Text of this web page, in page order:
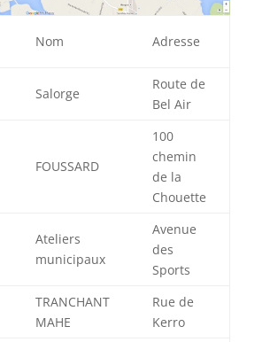
Nom Adresse
Salorge
Route de
Bel Air
FOUSSARD
100
chemin
de la
Chouette
Ateliers
municipaux
Avenue
des
Sports
TRANCHANT
MAHE
Rue de
Kerro